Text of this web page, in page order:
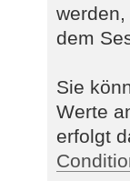
dem
Sie
Werte
erfolgt